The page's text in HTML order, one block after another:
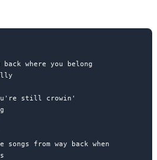
where you belong
still crowin'
from way back when